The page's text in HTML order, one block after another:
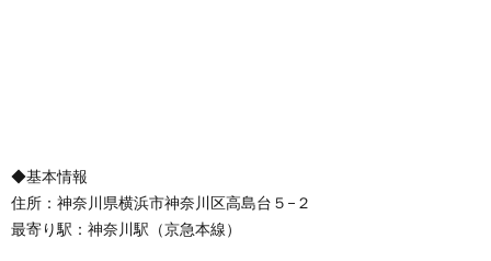
◆基本情報
住所：神奈川県横浜市神奈川区高島台５−２
最寄り駅：神奈川駅（京急本線）